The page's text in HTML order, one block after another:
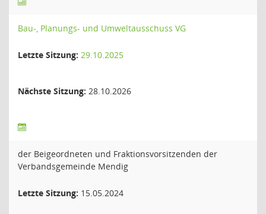
Bau-, Planungs- und Umweltausschuss VG
Letzte Sitzung: 29.10.2025
Nächste Sitzung: 28.10.2026
der Beigeordneten und Fraktionsvorsitzenden der
Verbandsgemeinde Mendig
Letzte Sitzung: 15.05.2024